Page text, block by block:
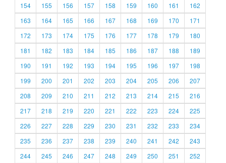
154
155 156 157 158 159 160 161
162
163
164 165 166 167 168 169 170
171
172
173 174 175 176 177 178 179
180
181
182 183 184 185 186 187 188
189
190
191 192 193 194 195 196 197
198
199
200 201 202 203 204 205 206
207
208
209 210 211 212 213 214 215
216
217
218 219 220 221 222 223 224
225
226
227 228 229 230 231 232 233
234
235
236 237 238 239 240 241 242
243
244
245 246 247 248 249 250 251
252